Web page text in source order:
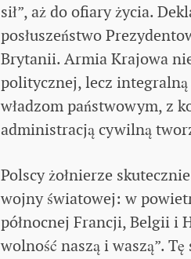
sił”, aż do ofiary życia.
posłuszeństwo
Brytanii. Armia Krajowa
politycznej, lecz integralną
władzom państwowym, z
administracją cywilną
Polscy żołnierze
wojny światowej: w
północnej Francji, Belgii i
wolność naszą i waszą”.